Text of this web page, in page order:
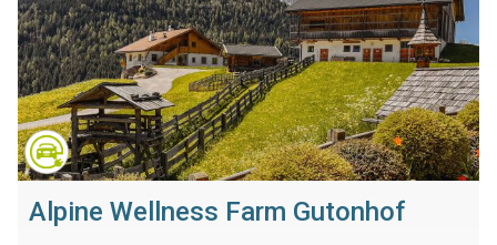
Alpine Wellness Farm Gutonhof